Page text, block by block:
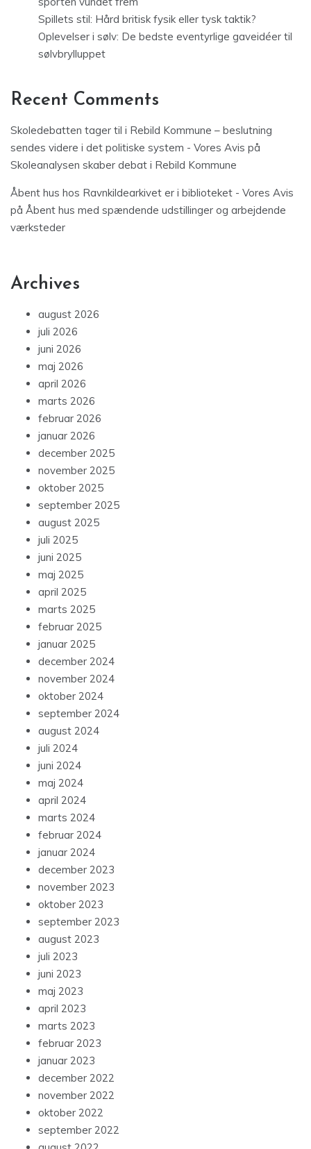
Spillets stil: Hård britisk fysik eller tysk taktik?
Oplevelser i sølv: De bedste eventyrlige gaveidéer til
sølvbrylluppet
Recent Comments
Skoledebatten tager til i Rebild Kommune – beslutning
sendes videre i det politiske system - Vores Avis på
Skoleanalysen skaber debat i Rebild Kommune
Åbent hus hos Ravnkildearkivet er i biblioteket - Vores Avis
på Åbent hus med spændende udstillinger og arbejdende
værksteder
Archives
august 2026
juli 2026
juni 2026
maj 2026
april 2026
marts 2026
februar 2026
januar 2026
december 2025
november 2025
oktober 2025
september 2025
august 2025
juli 2025
juni 2025
maj 2025
april 2025
marts 2025
februar 2025
januar 2025
december 2024
november 2024
oktober 2024
september 2024
august 2024
juli 2024
juni 2024
maj 2024
april 2024
marts 2024
februar 2024
januar 2024
december 2023
november 2023
oktober 2023
september 2023
august 2023
juli 2023
juni 2023
maj 2023
april 2023
marts 2023
februar 2023
januar 2023
december 2022
november 2022
oktober 2022
september 2022